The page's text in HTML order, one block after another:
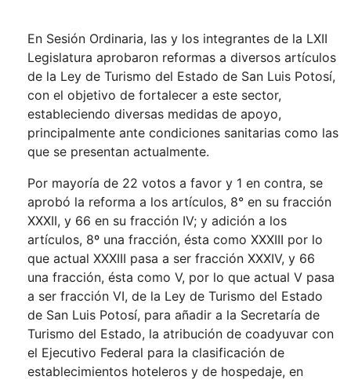
En Sesión Ordinaria, las y los integrantes de la LXII
Legislatura aprobaron reformas a diversos artículos
de la Ley de Turismo del Estado de San Luis Potosí,
con el objetivo de fortalecer a este sector,
estableciendo diversas medidas de apoyo,
principalmente ante condiciones sanitarias como las
que se presentan actualmente.
Por mayoría de 22 votos a favor y 1 en contra, se
aprobó la reforma a los artículos, 8° en su fracción
XXXII, y 66 en su fracción IV; y adición a los
artículos, 8º una fracción, ésta como XXXIII por lo
que actual XXXIII pasa a ser fracción XXXIV, y 66
una fracción, ésta como V, por lo que actual V pasa
a ser fracción VI, de la Ley de Turismo del Estado
de San Luis Potosí, para añadir a la Secretaría de
Turismo del Estado, la atribución de coadyuvar con
el Ejecutivo Federal para la clasificación de
establecimientos hoteleros y de hospedaje, en